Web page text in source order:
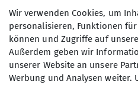
Berge sowie unzählige
Meistens werden sie von
vorbeigebracht, die die
mehr benötigen. Auf
und Übungsleiter
Wir verwenden Cookies, um
personalisieren, Funktionen
können und Zugriffe auf
Außerdem geben wir
unserer Website an unsere
Werbung und Analysen weiter.